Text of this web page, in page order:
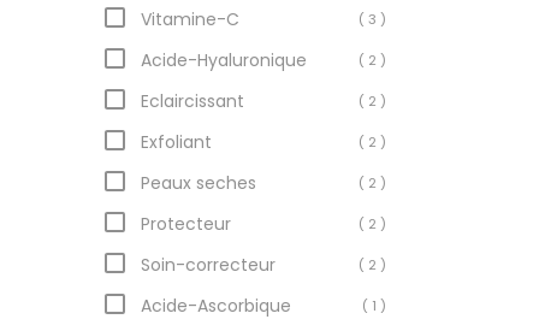
Vitamine-C ( 3 )
Acide-Hyaluronique ( 2 )
Eclaircissant ( 2 )
Exfoliant ( 2 )
Peaux seches ( 2 )
Protecteur ( 2 )
Soin-correcteur ( 2 )
Acide-Ascorbique ( 1 )